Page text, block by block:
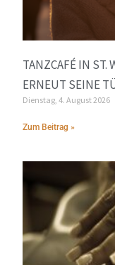
TANZCAFÉ IN ST.
ERNEUT SEINE
Dienstag, 4. August 2026
Zum Beitrag »